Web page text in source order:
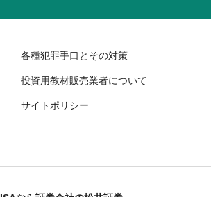
各種犯罪手口とその対策
投資用教材販売業者について
サイトポリシー